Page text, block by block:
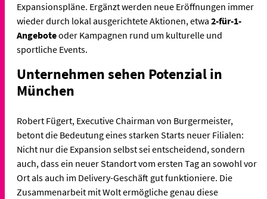
Expansionspläne. Ergänzt werden neue Eröffnungen immer
wieder durch lokal ausgerichtete Aktionen, etwa 2-für-1-
Angeboteoder Kampagnen rund um kulturelle und
sportliche Events.
Unternehmen sehen Potenzial in
München
Robert Fügert, Executive Chairman von Burgermeister,
betont die Bedeutung eines starken Starts neuer Filialen:
Nicht nur die Expansion selbst sei entscheidend, sondern
auch, dass ein neuer Standort vom ersten Tag an sowohl vor
Ort als auch im Delivery-Geschäft gut funktioniere. Die
Zusammenarbeit mit Wolt ermögliche genau diese